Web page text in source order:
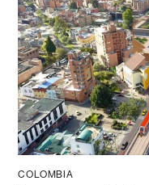
COLOMBIA